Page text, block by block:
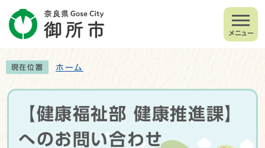
メニュー
現在位置 ホーム
【健康福祉部 健康推進課】
へのお問い合わせ